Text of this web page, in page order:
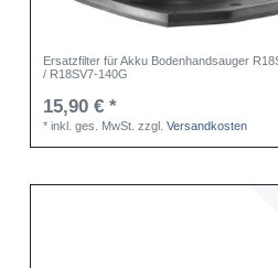
Ersatzfilter für Akku Bodenhandsauger
/ R18SV7-140G
15,90 € *
*inkl. ges. MwSt. zzgl.Versandkosten